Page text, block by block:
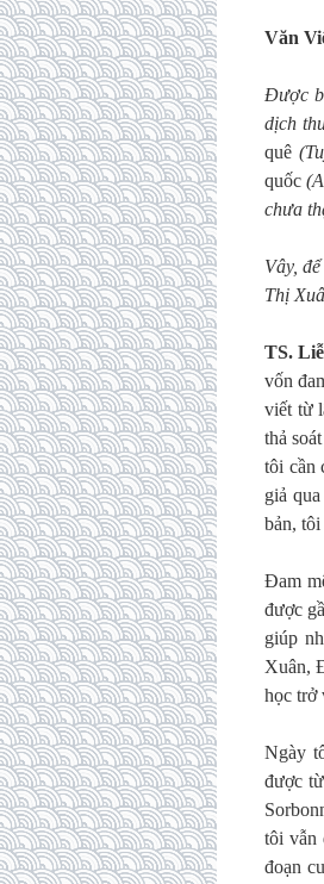
Văn
Được
dịch
quê
quốc
chưa
Vây,
Thị
TS.
vốn
viết từ
thả
tôi cần
giả
bản,
Đam
được
giúp
Xuân,
học trở
Ngày
được
tôi vẫn
đoạn